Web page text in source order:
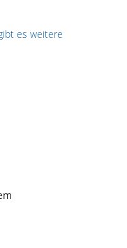
es weitere